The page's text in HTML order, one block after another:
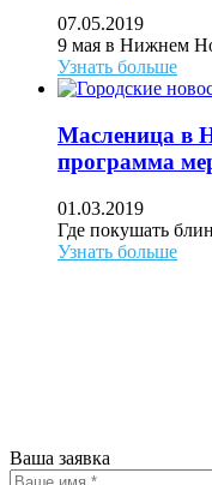
07.05.2019
9 мая в Нижнем
Узнать больше
Масленица в
программа
01.03.2019
Где покушать
Узнать больше
Ваша заявка